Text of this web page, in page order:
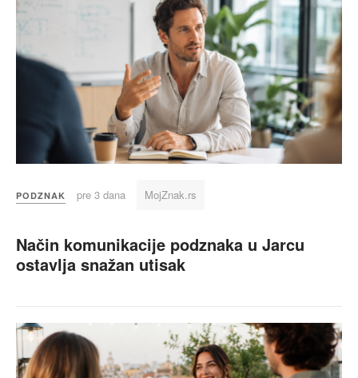
PODZNAK pre 3 dana MojZnak.rs
Način komunikacije podznaka u Jarcu
ostavlja snažan utisak